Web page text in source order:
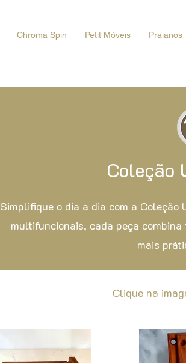
Chroma Spin Petit Móveis Praianos
Coleção
Simplifique o dia a dia com a
multifuncionais, cada peça
mais
Clique na